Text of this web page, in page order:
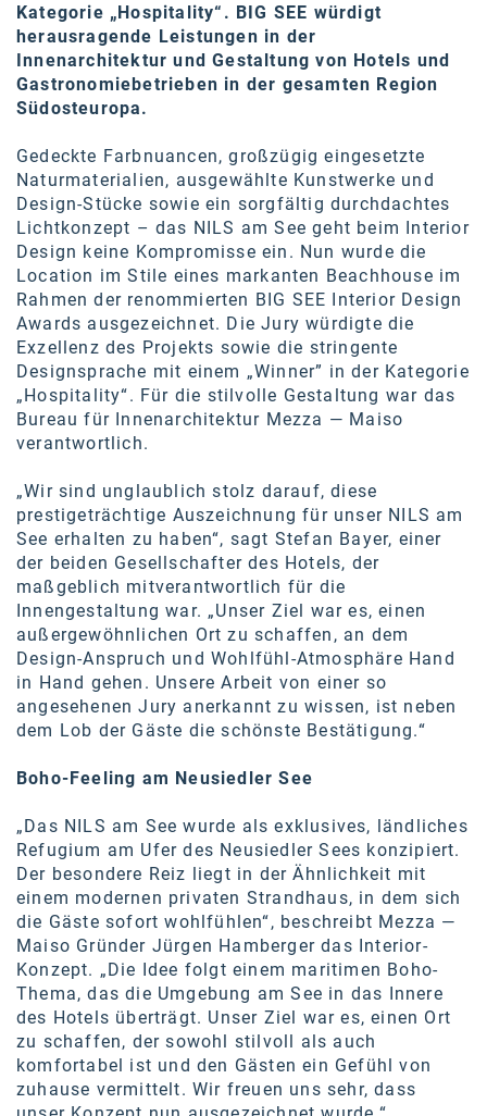
Nespresso
Neudoerfler
OBI
Oral-B
PAYBACK
Planted
PwC
P&G
RIC
Schiefer Rechtsanwälte
Security KAG
smart
Smile Österreich
Strategie Austria
Strategy&
SW Umwelttechnik
TEDAI
TheVentury
VELUX
vivo
WALTER GROUP
WEB Windenergie AG
WEconomy - Diversity works!
Calle Libre
ÖZSV
Media
Kategorie „Hospitality“. BIG SEE würdigt
herausragende Leistungen in der
Innenarchitektur und Gestaltung von Hotels und
Gastronomiebetrieben in der gesamten Region
Südosteuropa.
Gedeckte Farbnuancen, großzügig eingesetzte
Naturmaterialien, ausgewählte Kunstwerke und
Design-Stücke sowie ein sorgfältig durchdachtes
Lichtkonzept – das NILS am See geht beim Interior
Design keine Kompromisse ein . Nun wurde die
Location im Stile eines markanten Beachhouse im
Rahmen der renommierten BIG SEE Interior Design
Awards ausgezeichnet. Die Jury würdigte die
Exzellenz des Projekts sowie die stringente
Designsprache mit einem „Winner” in der Kategorie
„Hospitality“. Für die stilvolle Gestaltung war das
Bureau für Innenarchitektur Mezza — Maiso
verantwortlich.
„Wir sind unglaublich stolz darauf, diese
prestigeträchtige Auszeichnung für unser NILS am
See erhalten zu haben“, sagt Stefan Bayer, einer
der beiden Gesellschafter des Hotels, der
maßgeblich mitverantwortlich für die
Innengestaltung war. „Unser Ziel war es, einen
außergewöhnlichen Ort zu schaffen, an dem
Design-Anspruch und Wohlfühl-Atmosphäre Hand
in Hand gehen. Unsere Arbeit von einer so
angesehenen Jury anerkannt zu wissen, ist neben
dem Lob der Gäste die schönste Bestätigung.“
Boho-Feeling am Neusiedler See
„Das NILS am See wurde als exklusives, ländliches
Refugium am Ufer des Neusiedler Sees konzipiert.
Der besondere Reiz liegt in der Ähnlichkeit mit
einem modernen privaten Strandhaus, in dem sich
die Gäste sofort wohlfühlen“, beschreibt Mezza —
Maiso Gründer Jürgen Hamberger das Interior-
Konzept. „Die Idee folgt einem maritimen Boho-
Thema, das die Umgebung am See in das Innere
des Hotels überträgt. Unser Ziel war es, einen Ort
zu schaffen, der sowohl stilvoll als auch
komfortabel ist und den Gästen ein Gefühl von
zuhause vermittelt. Wir freuen uns sehr, dass